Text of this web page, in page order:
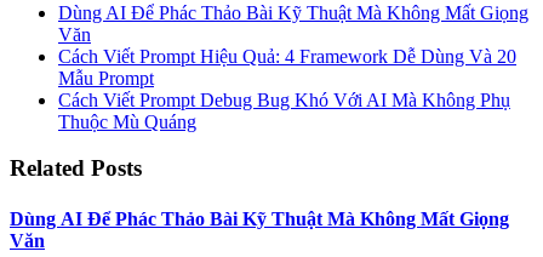
Dùng AI Để Phác Thảo Bài Kỹ Thuật Mà Không Mất Giọng
Văn
Cách Viết Prompt Hiệu Quả: 4 Framework Dễ Dùng Và 20
Mẫu Prompt
Cách Viết Prompt Debug Bug Khó Với AI Mà Không Phụ
Thuộc Mù Quáng
Related Posts
Dùng AI Để Phác Thảo Bài Kỹ Thuật Mà Không Mất Giọng
Văn